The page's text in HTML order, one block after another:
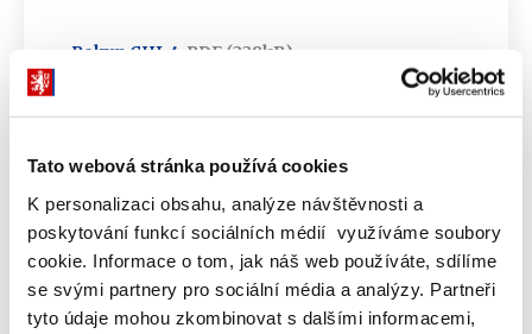
Tato webová stránka používá cookies
K personalizaci obsahu, analýze návštěvnosti a
poskytování funkcí sociálních médií využíváme soubory
cookie. Informace o tom, jak náš web používáte, sdílíme
se svými partnery pro sociální média a analýzy. Partneři
tyto údaje mohou zkombinovat s dalšími informacemi,
Pokyn CHJ-4 PDF (228kB)
Přílohy:
Příloha č. 1 - Výběrové riziko
Příloha č. 2 - Výpočet velikosti vzorku ze základního souboru
Příloha č. 3 - Nejčastěji používané metody pro výběr vzorku při
zkoumání vlastností operací